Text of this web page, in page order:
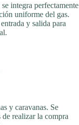
integra perfectamente
uniforme del gas.
y salida para
y caravanas. Se
realizar la compra